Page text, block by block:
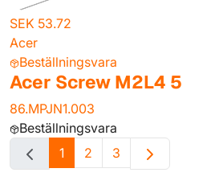
SEK 53.72
Acer
Beställningsvara
Acer Screw M2L4 5
86.MPJN1.003
Beställningsvara
1
2 3